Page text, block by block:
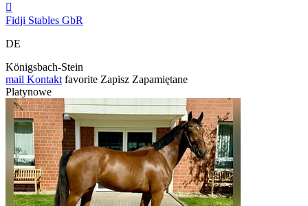

Fidji Stables GbR
DE
Königsbach-Stein
mail Kontakt favorite Zapisz Zapamiętane
Platynowe